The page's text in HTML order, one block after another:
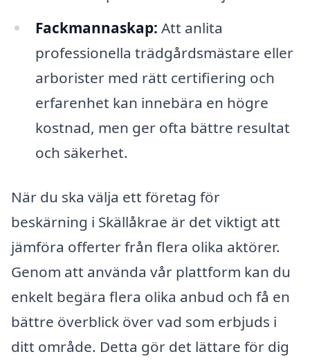
Fackmannaskap: Att anlita
professionella trädgårdsmästare eller
arborister med rätt certifiering och
erfarenhet kan innebära en högre
kostnad, men ger ofta bättre resultat
och säkerhet.
När du ska välja ett företag för
beskärning i Skällåkrae är det viktigt att
jämföra offerter från flera olika aktörer.
Genom att använda vår plattform kan du
enkelt begära flera olika anbud och få en
bättre överblick över vad som erbjuds i
ditt område. Detta gör det lättare för dig